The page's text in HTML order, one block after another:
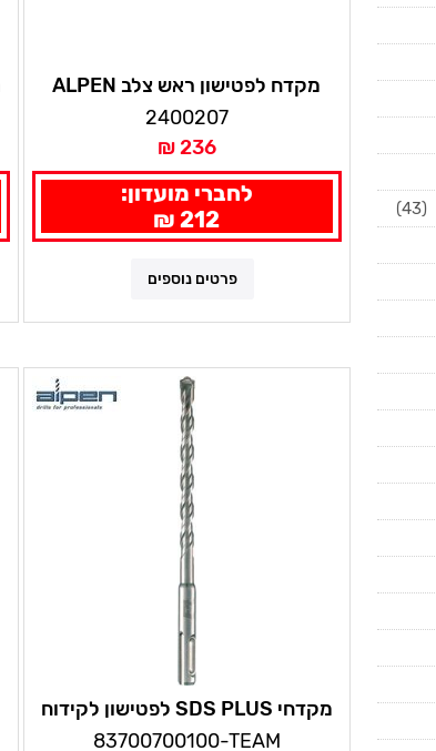
מקדח לפטישון ראש צלב ALPEN
24X450
2400207
236 ₪
לחברי מועדון:
212 ₪
פרטים נוספים
מקדחי SDS PLUS לפטישון לקידוח
בבטון אלפן
83700700100-TEAM
(43)